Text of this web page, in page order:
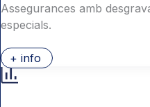
Assegurances amb
especials.
+ info